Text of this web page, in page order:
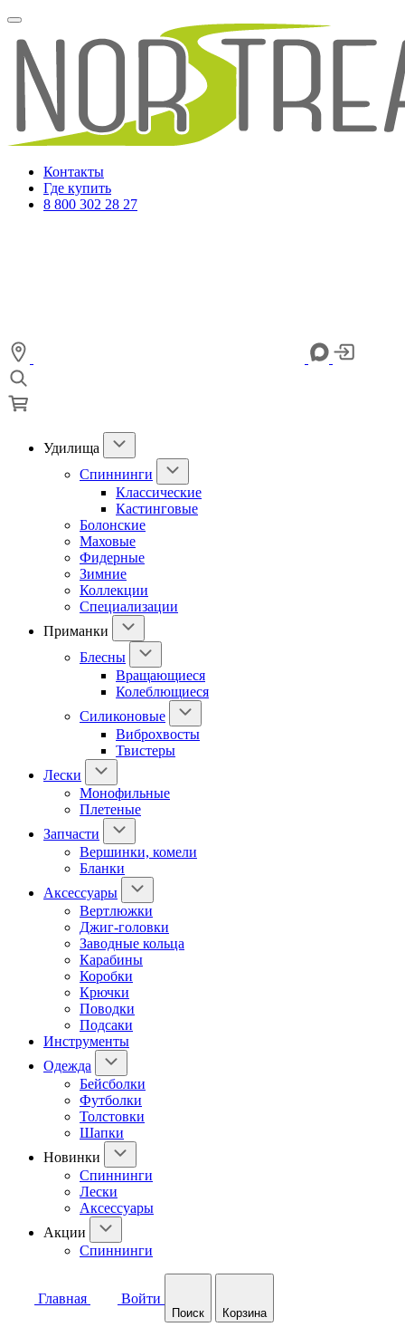
Контакты
Где купить
8 800 302 28 27
Удилища
Спиннинги
Классические
Кастинговые
Болонские
Маховые
Фидерные
Зимние
Коллекции
Специализации
Приманки
Блесны
Вращающиеся
Колеблющиеся
Силиконовые
Виброхвосты
Твистеры
Лески
Монофильные
Плетеные
Запчасти
Вершинки, комели
Бланки
Аксессуары
Вертлюжки
Джиг-головки
Заводные кольца
Карабины
Коробки
Крючки
Поводки
Подсаки
Инструменты
Одежда
Бейсболки
Футболки
Толстовки
Шапки
Новинки
Спиннинги
Лески
Аксессуары
Акции
Спиннинги
Главная Войти
Поиск Корзина